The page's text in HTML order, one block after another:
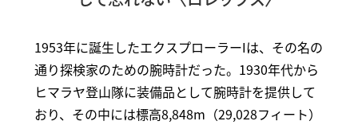
1953年に誕生したエクスプローラーIは、その名の
通り探検家のための腕時計だった。1930年代から
ヒマラヤ登山隊に装備品として腕時計を提供して
おり、その中には標高8,848m（29,028フィート）